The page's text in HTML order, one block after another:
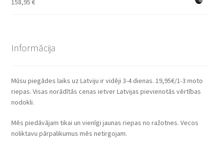
158,95 €
Informācija
Mūsu piegādes laiks uz Latviju ir vidēji 3-4 dienas. 19,95€/1-3 moto
riepas. Visas norādītās cenas ietver Latvijas pievienotās vērtības
nodokli.
Mēs piedāvājam tikai un vienīgi jaunas riepas no ražotnes. Vecos
noliktavu pārpalikumus mēs netirgojam.